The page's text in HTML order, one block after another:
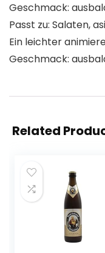
Geschmack:
Passt zu: Salaten,
Ein leichter
Geschmack:
Related